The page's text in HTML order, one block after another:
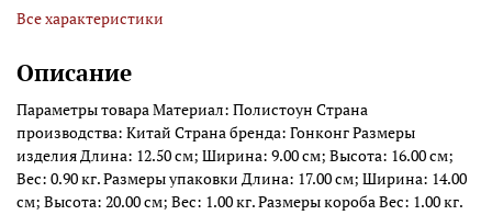
Все характеристики
Описание
Параметры товара Материал: Полистоун Страна
производства: Китай Страна бренда: Гонконг Размеры
изделия Длина: 12.50 см; Ширина: 9.00 см; Высота: 16.00 см;
Вес: 0.90 кг. Размеры упаковки Длина: 17.00 см; Ширина: 14.00
см; Высота: 20.00 см; Вес: 1.00 кг. Размеры короба Вес: 1.00 кг.